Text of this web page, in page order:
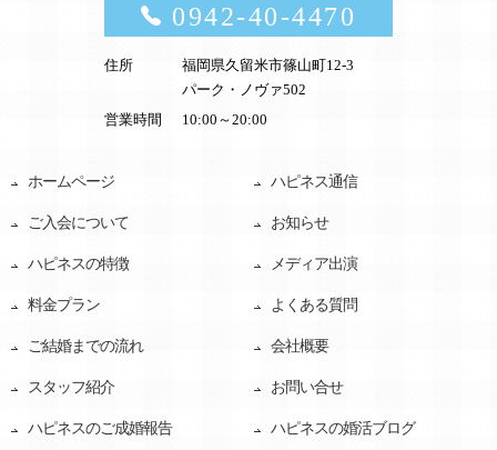
0942-40-4470
住所
福岡県久留米市篠山町12-3
パーク・ノヴァ502
営業時間
10:00～20:00
ホームページ
ご入会について
ハピネスの特徴
料金プラン
ご結婚までの流れ
スタッフ紹介
ハピネスのご成婚報告
ハピネス通信
お知らせ
メディア出演
よくある質問
会社概要
お問い合せ
ハピネスの婚活ブログ